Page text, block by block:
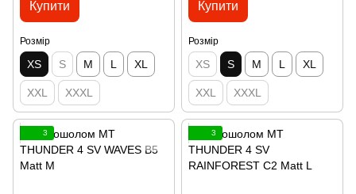
Купити
Розмір
XS S M L XL
XXL XXXL
Купити
Розмір
XS S M L XL
XXL XXXL
3 3